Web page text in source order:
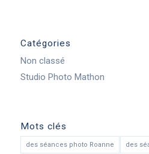
Catégories
Non classé
Studio Photo Mathon
Mots clés
des séances photo Roanne des